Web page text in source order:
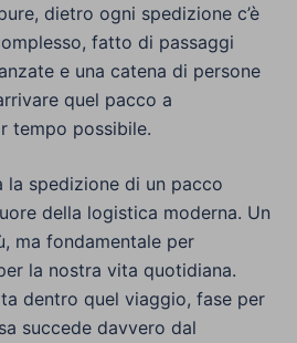
dietro ogni spedizione c’è
fatto di passaggi
e una catena di persone
quel pacco a
tempo possibile.
la spedizione di un pacco
della logistica moderna. Un
ma fondamentale per
la nostra vita quotidiana.
dentro quel viaggio, fase per
succede davvero dal